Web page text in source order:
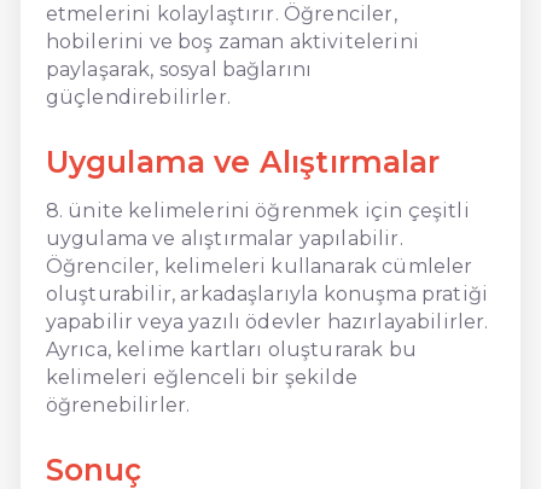
etmelerini kolaylaştırır. Öğrenciler,
hobilerini ve boş zaman aktivitelerini
paylaşarak, sosyal bağlarını
güçlendirebilirler.
Uygulama ve Alıştırmalar
8. ünite kelimelerini öğrenmek için çeşitli
uygulama ve alıştırmalar yapılabilir.
Öğrenciler, kelimeleri kullanarak cümleler
oluşturabilir, arkadaşlarıyla konuşma pratiği
yapabilir veya yazılı ödevler hazırlayabilirler.
Ayrıca, kelime kartları oluşturarak bu
kelimeleri eğlenceli bir şekilde
öğrenebilirler.
Sonuç